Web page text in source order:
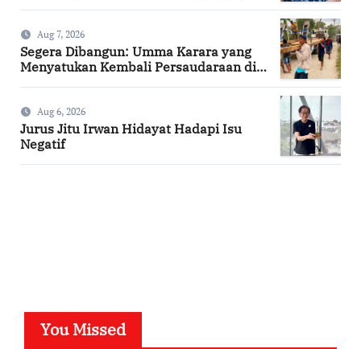
Aug 7, 2026
Segera Dibangun: Umma Karara yang
Menyatukan Kembali Persaudaraan di
Aug 6, 2026
Jurus Jitu Irwan Hidayat Hadapi Isu
Negatif
You Missed